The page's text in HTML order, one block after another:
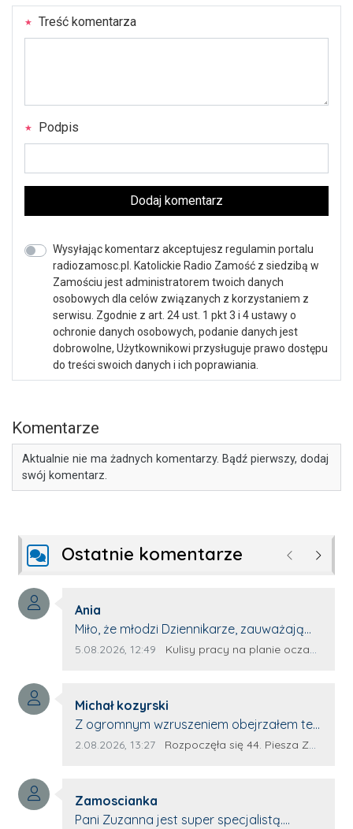
Treść komentarza
Podpis
Dodaj komentarz
Wysyłając komentarz akceptujesz regulamin portalu
radiozamosc.pl. Katolickie Radio Zamość z siedzibą w
Zamościu jest administratorem twoich danych
osobowych dla celów związanych z korzystaniem z
serwisu. Zgodnie z art. 24 ust. 1 pkt 3 i 4 ustawy o
ochronie danych osobowych, podanie danych jest
dobrowolne, Użytkownikowi przysługuje prawo dostępu
do treści swoich danych i ich poprawiania.
Komentarze
Aktualnie nie ma żadnych komentarzy. Bądź pierwszy, dodaj
swój komentarz.
Ostatnie komentarze Poprzednie
Autor komentarza:
Ania
Treść komentarza:
Miło, że młodzi Dziennikarze, zauważają
młode talenty, które dopiero wkraczają
z nim wywiad, który przeprowadzi Pan
Artur.
Data dodania komentarza:
5.08.2026, 12:49 Źródło komentarza:
Kulisy pracy na planie oczami młodego filmowca
Autor komentarza:
Michał kozyrski
Treść komentarza:
Z ogromnym wzruszeniem obejrzałem ten
materiał. ❤️ Jestem naprawdę dumny z
pokory i wielkiego serca. Takie osoby
pokazują, że pielgrzymka nie jest tylko
Data dodania komentarza:
2.08.2026, 13:27 Źródło komentarza:
Rozpoczęła się 44. Piesza Zamojsko-Lubaczowska Pielgrzymka na Jasną Górę!
Autor komentarza:
Zamoscianka
Treść komentarza:
Pani Zuzanna jest super specjalistą.